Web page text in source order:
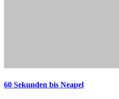
60 Sekunden bis Neapel